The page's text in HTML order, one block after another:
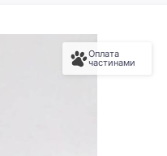
Оплата
частинами